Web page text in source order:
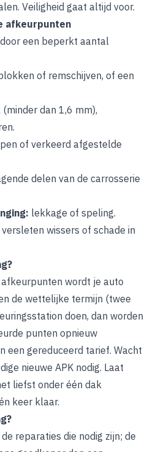
Veiligheid gaat altijd voor.
afkeurpunten
een beperkt aantal
of remschijven, of een
dan 1,6 mm),
of verkeerd afgestelde
delen van de carrosserie
lekkage of speling.
versleten wissers of schade in
wordt je auto
de wettelijke termijn (twee
doen, dan worden
punten opnieuw
een gereduceerd tarief. Wacht
nieuwe APK nodig. Laat
liefst onder één dak
keer klaar.
reparaties die nodig zijn; de